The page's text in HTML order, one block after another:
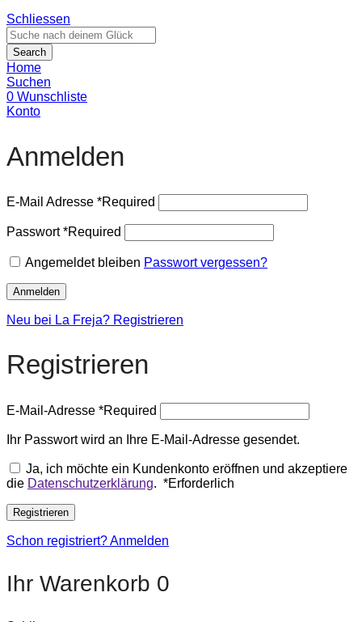
Schliessen
Search
Home
Suchen
0 Wunschliste
Konto
Anmelden
E-Mail Adresse *Required
Passwort*Required
Angemeldet bleiben Passwort vergessen?
Anmelden
Neu bei La Freja? Registrieren
Registrieren
E-Mail-Adresse *Required
Ihr Passwort wird an Ihre E-Mail-Adresse gesendet.
Ja, ich möchte ein Kundenkonto eröffnen und akzeptiere
die Datenschutzerklärung. *Erforderlich
Registrieren
Schon registriert? Anmelden
Ihr Warenkorb 0